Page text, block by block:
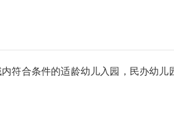
符合条件的适龄幼儿入园，民办幼儿